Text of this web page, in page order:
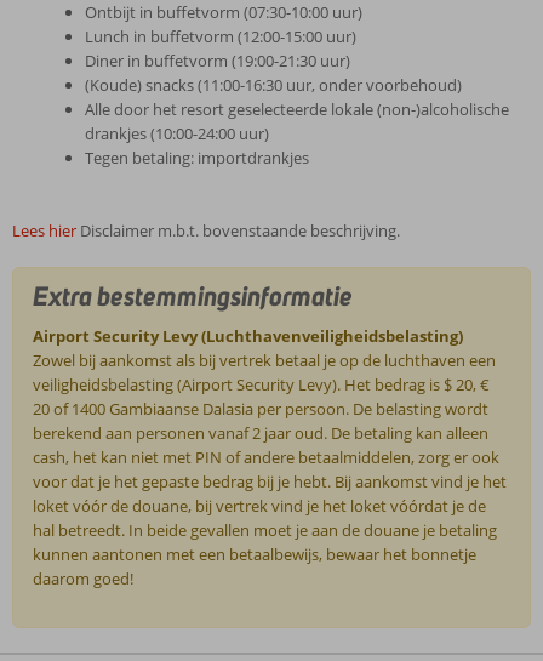
Ontbijt in buffetvorm (07:30-10:00 uur)
Lunch in buffetvorm (12:00-15:00 uur)
Diner in buffetvorm (19:00-21:30 uur)
(Koude) snacks (11:00-16:30 uur, onder voorbehoud)
Alle door het resort geselecteerde lokale (non-)alcoholische
drankjes (10:00-24:00 uur)
Tegen betaling: importdrankjes
Lees hier Disclaimer m.b.t. bovenstaande beschrijving.
Extra bestemmingsinformatie
Airport Security Levy (Luchthavenveiligheidsbelasting)
Zowel bij aankomst als bij vertrek betaal je op de luchthaven een
veiligheidsbelasting (Airport Security Levy). Het bedrag is $ 20, €
20 of 1400 Gambiaanse Dalasia per persoon. De belasting wordt
berekend aan personen vanaf 2 jaar oud. De betaling kan alleen
cash, het kan niet met PIN of andere betaalmiddelen, zorg er ook
voor dat je het gepaste bedrag bij je hebt. Bij aankomst vind je het
loket vóór de douane, bij vertrek vind je het loket vóórdat je de
hal betreedt. In beide gevallen moet je aan de douane je betaling
kunnen aantonen met een betaalbewijs, bewaar het bonnetje
daarom goed!